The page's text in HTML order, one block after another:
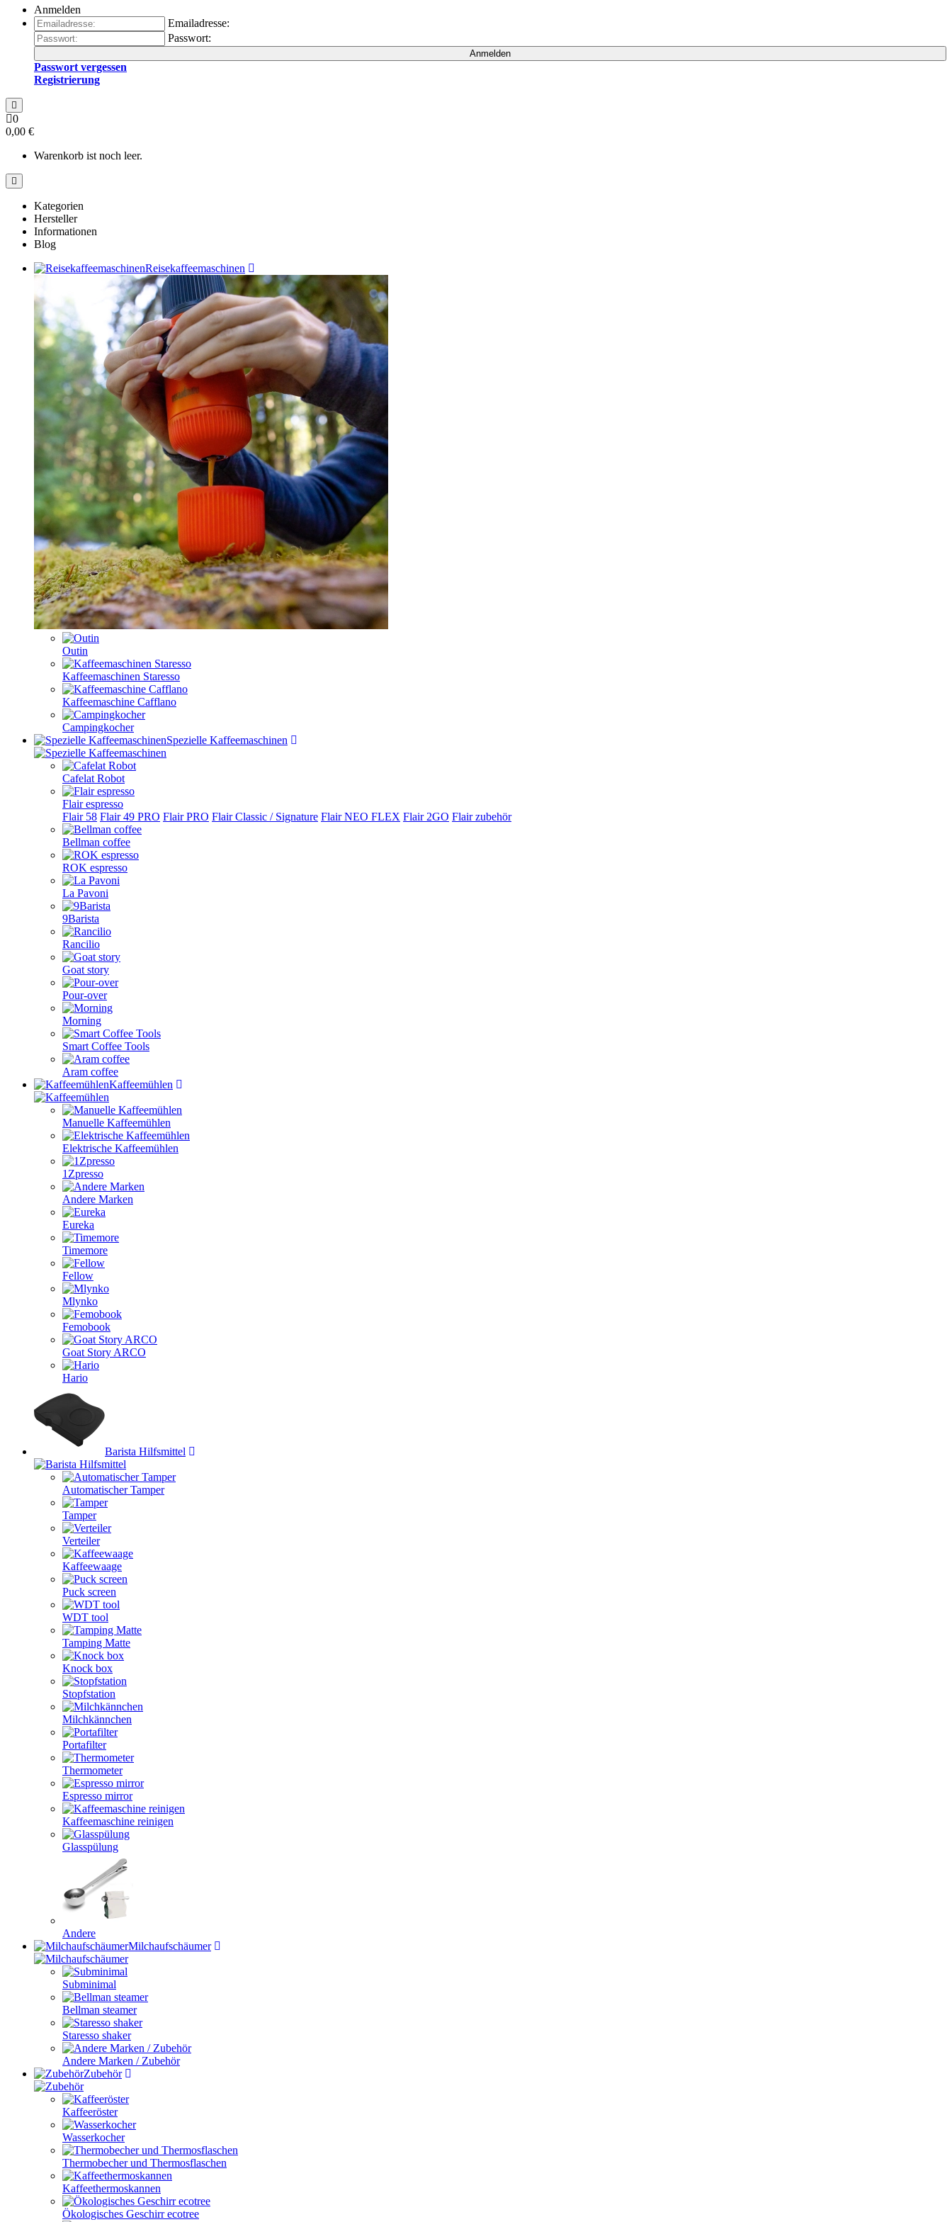
Anmelden
Emailadresse:
Passwort:
Anmelden
Passwort vergessen
Registrierung
0
0,00 €
Warenkorb ist noch leer.
Kategorien
Hersteller
Informationen
Blog
Reisekaffeemaschinen
Outin
Kaffeemaschinen Staresso
Kaffeemaschine Cafflano
Campingkocher
Spezielle Kaffeemaschinen
Cafelat Robot
Flair espresso
Flair 58 Flair 49 PRO Flair PRO Flair Classic / Signature Flair NEO FLEX Flair 2GO Flair zubehör
Bellman coffee
ROK espresso
La Pavoni
9Barista
Rancilio
Goat story
Pour-over
Morning
Smart Coffee Tools
Aram coffee
Kaffeemühlen
Manuelle Kaffeemühlen
Elektrische Kaffeemühlen
1Zpresso
Andere Marken
Eureka
Timemore
Fellow
Mlynko
Femobook
Goat Story ARCO
Hario
Barista Hilfsmittel
Automatischer Tamper
Tamper
Verteiler
Kaffeewaage
Puck screen
WDT tool
Tamping Matte
Knock box
Stopfstation
Milchkännchen
Portafilter
Thermometer
Espresso mirror
Kaffeemaschine reinigen
Glasspülung
Andere
Milchaufschäumer
Subminimal
Bellman steamer
Staresso shaker
Andere Marken / Zubehör
Zubehör
Kaffeeröster
Wasserkocher
Thermobecher und Thermosflaschen
Kaffeethermoskannen
Ökologisches Geschirr ecotree